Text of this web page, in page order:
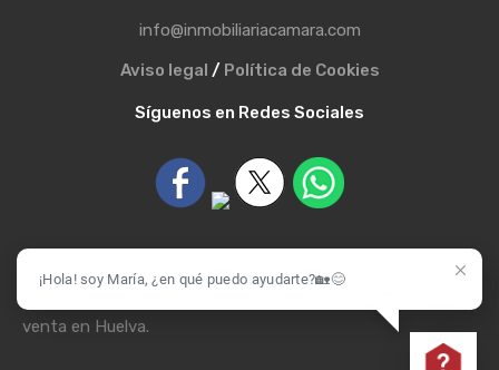
info@inmobiliariacamara.com
Aviso legal / Política de Cookies
Síguenos en Redes Sociales
© Inmobiliaria Cámara - Casas, pisos, chalet, alquiler y
venta en Huelva.
¡Hola! soy María, ¿en qué puedo ayudarte?🏡😊